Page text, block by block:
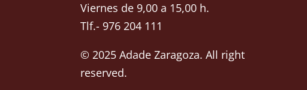
Viernes de 9,00 a 15,00 h.
Tlf.- 976 204 111
© 2025 Adade Zaragoza. All right
reserved.